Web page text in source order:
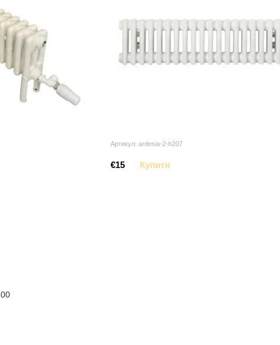
Артикул: ardesia-2-h207
€15 Купити